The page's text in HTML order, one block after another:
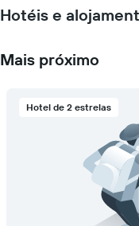
quarto
numa
Hotéis e
Mais próximo
Hotel de 2 estrelas